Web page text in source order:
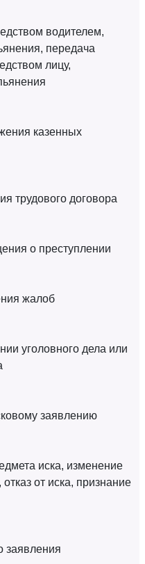
водителем,
передача
лицу,
казенных
трудового договора
о преступлении
жалоб
уголовного дела или
заявлению
иска, изменение
от иска, признание
заявления